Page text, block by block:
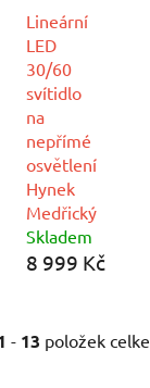
Lineární
LED
30/60
svítidlo
na
nepřímé
osvětlení
Hynek
Medřický
Skladem
8 999 Kč
- 13 položek